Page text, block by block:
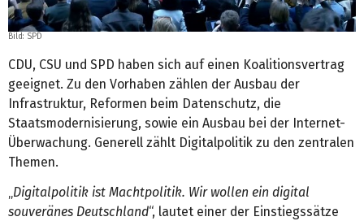
Bild: SPD
CDU, CSU und SPD haben sich auf einen Koalitionsvertrag
geeignet. Zu den Vorhaben zählen der Ausbau der
Infrastruktur, Reformen beim Datenschutz, die
Staatsmodernisierung, sowie ein Ausbau bei der Internet-
Überwachung. Generell zählt Digitalpolitik zu den zentralen
Themen.
Digitalpolitik ist Machtpolitik. Wir wollen ein digital
souveränes Deutschland“, lautet einer der Einstiegssätze